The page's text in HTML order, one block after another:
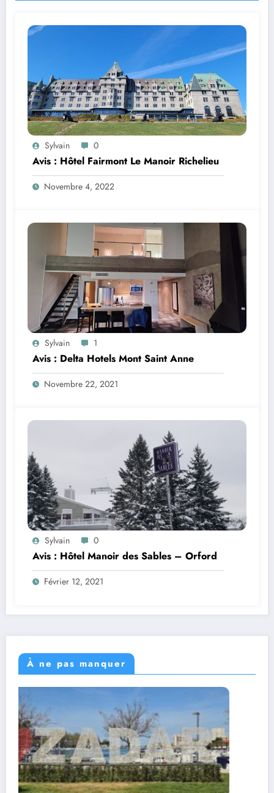
Sylvain 0
Avis : Hôtel Fairmont Le Manoir Richelieu
Novembre 4, 2022
Sylvain 1
Avis : Delta Hotels Mont Saint Anne
Novembre 22, 2021
Sylvain 0
Avis : Hôtel Manoir des Sables – Orford
Février 12, 2021
À ne pas manquer